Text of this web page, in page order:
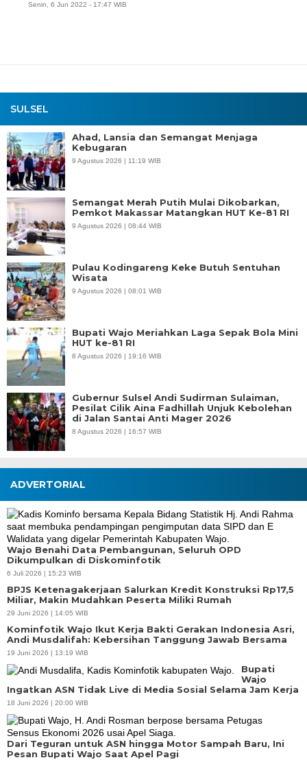
SULSEL
Ahad, Lansia dan Semangat Menjaga
Kebugaran
9 Agustus 2026 | 11:19 WIB
Semangat Merah Putih Mulai Dikobarkan,
Pemkot Makassar Matangkan HUT Ke-81 RI
9 Agustus 2026 | 08:44 WIB
Pulau Kodingareng Keke Butuh Sentuhan
Wisata
9 Agustus 2026 | 08:01 WIB
Bupati Wajo Meriahkan Laga Sepak Bola Mini
HUT ke-81 RI
8 Agustus 2026 | 19:16 WIB
Gubernur Sulsel Andi Sudirman Sulaiman,
Pesilat Cilik Aina Fadhillah Unjuk Kebolehan
di Jalan Santai Anti Mager 2026
8 Agustus 2026 | 16:57 WIB
Senin, 6 Jun 2022 - 17:47 WIB
ADVERTORIAL
Wajo Benahi Data Pembangunan, Seluruh OPD
Dikumpulkan di Diskominfotik
6 Juli 2026 | 15:23 WIB
BPJS Ketenagakerjaan Salurkan Kredit Konstruksi Rp17,5
Miliar, Makin Mudahkan Peserta Miliki Rumah
29 Juni 2026 | 14:05 WIB
Kominfotik Wajo Ikut Kerja Bakti Gerakan Indonesia Asri,
Andi Musdalifah: Kebersihan Tanggung Jawab Bersama
19 Juni 2026 | 13:19 WIB
Bupati
Wajo
Ingatkan ASN Tidak Live di Media Sosial Selama Jam Kerja
18 Juni 2026 | 20:00 WIB
Dari Teguran untuk ASN hingga Motor Sampah Baru, Ini
Pesan Bupati Wajo Saat Apel Pagi